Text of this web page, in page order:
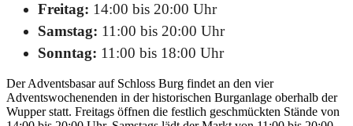
Freitag: 14:00 bis 20:00 Uhr
Samstag: 11:00 bis 20:00 Uhr
Sonntag: 11:00 bis 18:00 Uhr
Der Adventsbasar auf Schloss Burg findet an den vier
Adventswochenenden in der historischen Burganlage oberhalb der
Wupper statt. Freitags öffnen die festlich geschmückten Stände von